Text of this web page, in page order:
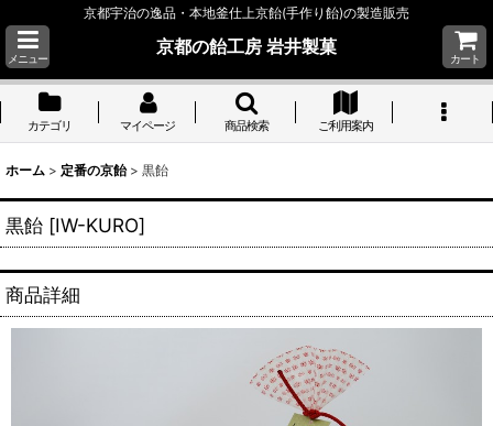
京都宇治の逸品・本地釜仕上京飴(手作り飴)の製造販売
メニュー
京都の飴工房 岩井製菓
カート
カテゴリ マイページ 商品検索 ご利用案内
ホーム > 定番の京飴 > 黒飴
黒飴 [IW-KURO]
商品詳細